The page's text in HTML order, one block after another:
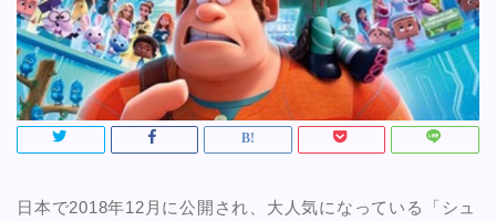
日本で2018年12月に公開され、大人気になっている「シュ